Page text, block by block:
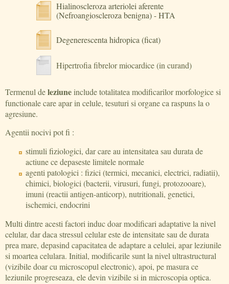
Hialinoscleroza arteriolei aferente
(Nefroangioscleroza benigna) - HTA
Degenerescenta hidropica (ficat)
Hipertrofia fibrelor miocardice (in curand)
Termenul deleziuneinclude totalitatea modificarilor morfologice si
functionale care apar in celule, tesuturi si organe ca raspuns la o
agresiune.
Agentii nocivi pot fi :
stimuli fiziologici, dar care au intensitatea sau durata de
actiune ce depaseste limitele normale
agenti patologici : fizici (termici, mecanici, electrici, radiatii),
chimici, biologici (bacterii, virusuri, fungi, protozooare),
imuni (reactii antigen-anticorp), nutritionali, genetici,
ischemici, endocrini
Multi dintre acesti factori induc doar modificari adaptative la nivel
celular, dar daca stressul celular este de intensitate sau de durata
prea mare, depasind capacitatea de adaptare a celulei, apar leziunile
si moartea celulara. Initial, modificarile sunt la nivel ultrastructural
(vizibile doar cu microscopul electronic), apoi, pe masura ce
leziunile progreseaza, ele devin vizibile si in microscopia optica.